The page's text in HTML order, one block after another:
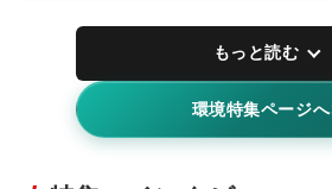
もっと読む
環境特集ページへ